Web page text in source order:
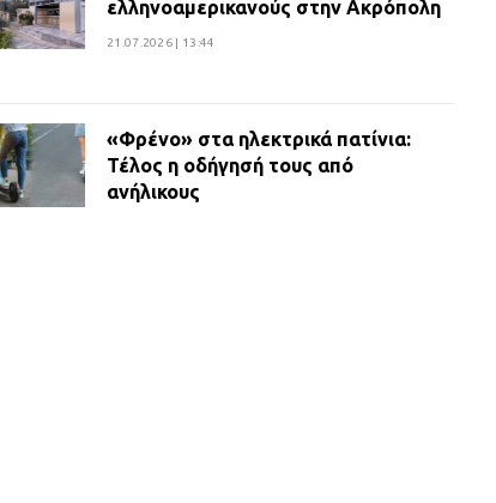
ελληνοαμερικανούς στην Ακρόπολη
21.07.2026 | 13:44
«Φρένο» στα ηλεκτρικά πατίνια:
Τέλος η οδήγησή τους από
ανήλικους